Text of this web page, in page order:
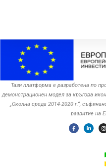
Тази платформа е разработена по
демонстрационен модел за кръгова
„Околна среда ‎‎2014-2020 г.“,
развитие на